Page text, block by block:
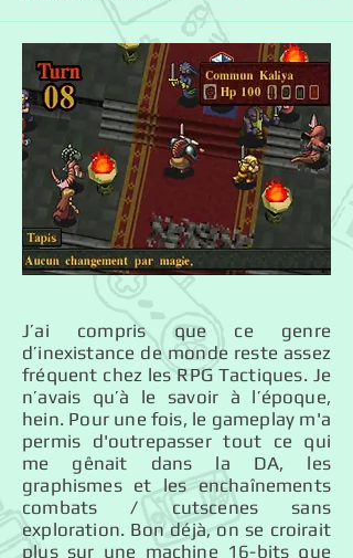
J’ai compris que ce genre
d’inexistance de monde reste assez
fréquent chez les RPG Tactiques. Je
n’avais qu’à le savoir à l’époque,
hein. Pour une fois, le gameplay m'a
permis d'outrepasser tout ce qui
me gênait dans la DA, les
graphismes et les enchaînements
combats / cutscenes sans
exploration. Bon déjà, on se croirait
plus sur une machine 16-bits que